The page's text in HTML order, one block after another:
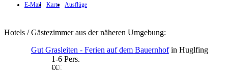
E-Mail Karte Ausflüge
Hotels / Gästezimmer aus der näheren Umgebung:
Gut Grasleiten - Ferien auf dem Bauernhofin Huglfing
1-6 Pers.
€€€